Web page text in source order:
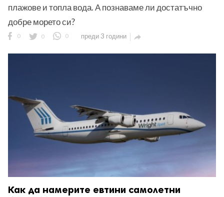
плажове и топла вода. А познаваме ли достатъчно
добре морето си?
0 0 0 преди 3 години 
Как да намерите евтини самолетни